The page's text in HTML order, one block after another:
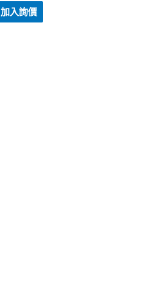
加入詢價